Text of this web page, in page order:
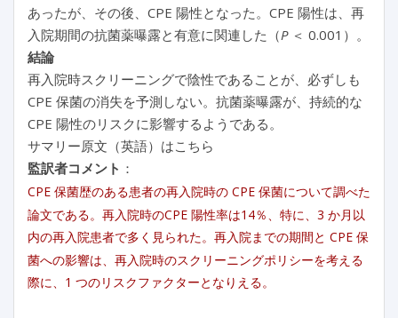
あったが、その後、CPE 陽性となった。CPE 陽性は、再
入院期間の抗菌薬曝露と有意に関連した（P＜ 0.001）。
結論
再入院時スクリーニングで陰性であることが、必ずしも
CPE 保菌の消失を予測しない。抗菌薬曝露が、持続的な
CPE 陽性のリスクに影響するようである。
サマリー原文（英語）はこちら
監訳者コメント ：
CPE 保菌歴のある患者の再入院時の CPE 保菌について調べた
論文である。再入院時のCPE 陽性率は14％、特に、3 か月以
内の再入院患者で多く見られた。再入院までの期間と CPE 保
菌への影響は、再入院時のスクリーニングポリシーを考える
際に、1 つのリスクファクターとなりえる。